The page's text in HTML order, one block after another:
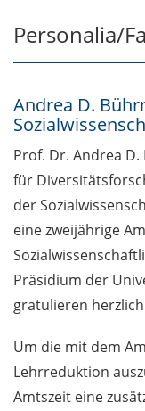
Mitarbeit im
Im Interview
with...
…Jana Uhmeier
Personalia/
Andrea D.
Prof. Dr. Andrea
für
der
eine zweijährige
Präsidium der
gratulieren
Um die mit dem
Lehrreduktion
Amtszeit eine